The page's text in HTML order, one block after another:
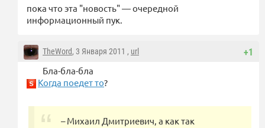
пока что эта "новость" — очередной
информационный пук.
+1
TheWord, 3 Января 2011 , url
Бла-бла-бла
Когда поедет то?
– Михаил Дмитриевич, а как так